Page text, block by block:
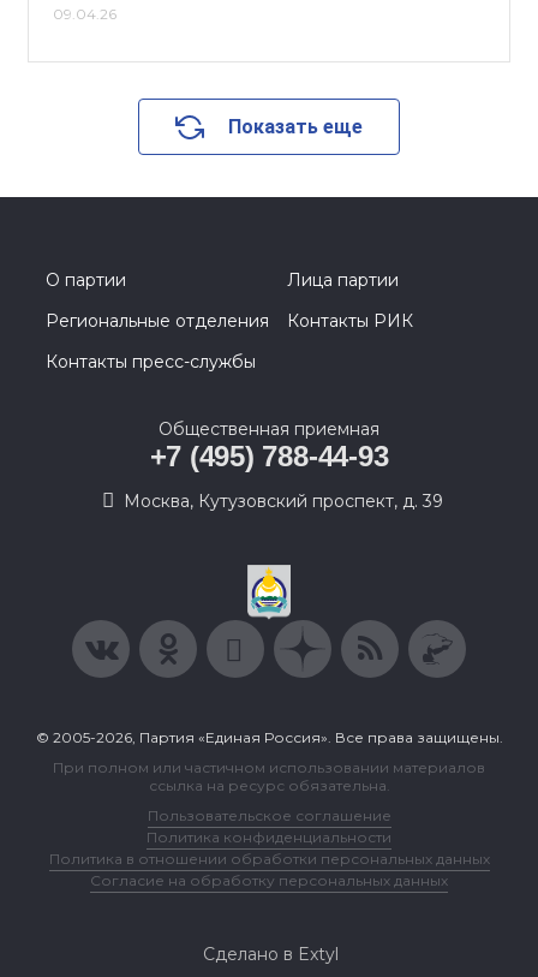
09.04.26
Показать еще
О партии
Лица партии
Региональные отделения
Контакты РИК
Контакты пресс-службы
Общественная приемная
+7 (495) 788-44-93
Москва, Кутузовский проспект, д. 39
© 2005-2026, Партия «Единая Россия». Все права защищены.
При полном или частичном использовании материалов
ссылка на ресурс обязательна.
Пользовательское соглашение
Политика конфиденциальности
Политика в отношении обработки персональных данных
Согласие на обработку персональных данных
Сделано в Extyl